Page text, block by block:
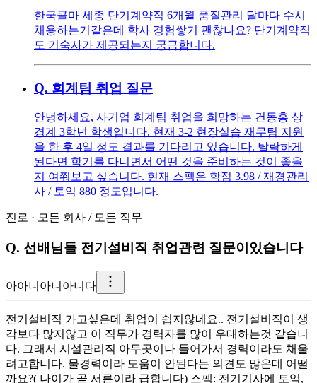
한국콜마 세종 단기계약직 6개월 품질관리 달마다 수시
채용하는거같은데 학사 경험쌓기 괜찮나요? 단기계약직
도 기숙사가 제공되는지 궁금합니다.
Q. 회계팀 취업 질문
안녕하세요, 사기업 회계팀 취업을 희망하는 건동홍 상
경계 3학년 학생입니다. 현재 3-2 현장실습 재무팀 지원
을 한 후 4일 정도 결과를 기다리고 있습니다. 탈락하게
된다면 학기를 다니면서 어떤 것을 준비하는 것이 좋을
지 여쭤보고 싶습니다. 현재 스펙은 학점 3.98 / 재경관리
사 / 토익 880 정도입니다.
진로 · 모든 회사 / 모든 직무
Q. 선배님들 전기설비직 취업관련 질문이있습니다
아아니아니아니다
전기설비직 가고싶은데 취업이 쉽지않네요.. 전기설비직이 생
각보다 많지않고 이 직무가 경력자를 많이 우대하는것 같습니
다. 그래서 시설관리직 아무곳이나 들어가서 경력이라도 채울
려고합니다. 물경력이라 도움이 안된다는 의견도 많은데 어떨
까요?( 나이가 곧 서른이라 급합니다) 스펙: 전기기사에 토익,